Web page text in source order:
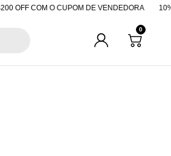
COM O CUPOM DE VENDEDORA 10%
0